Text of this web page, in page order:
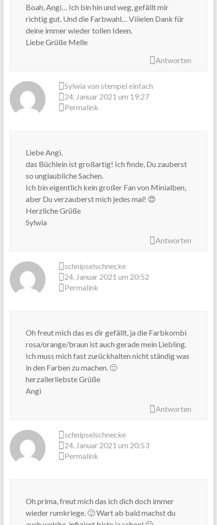
Boah, Angi… Ich bin hin und weg, gefällt mir
richtig gut. Und die Farbwahl… Viiielen Dank für
deine immer wieder tollen Ideen.
Liebe Grüße Melle
Antworten
Sylwia von stempel einfach
24. Januar 2021 um 19:27
Permalink
Liebe Angi,
das Büchlein ist großartig! Ich finde, Du zauberst
so unglaubliche Sachen.
Ich bin eigentlich kein großer Fan von Minialben,
aber Du verzauberst mich jedes mal! 😍
Herzliche Grüße
Sylwia
Antworten
schnipselschnecke
24. Januar 2021 um 20:52
Permalink
Oh freut mich das es dir gefällt, ja die Farbkombi
rosa/orange/braun ist auch gerade mein Liebling.
Ich muss mich fast zurückhalten nicht ständig was
in den Farben zu machen. 🙂
herzallerliebste Grüße
Angi
Antworten
schnipselschnecke
24. Januar 2021 um 20:53
Permalink
Oh prima, freut mich das ich dich doch immer
wieder rumkriege. 🙂 Wart ab bald machst du